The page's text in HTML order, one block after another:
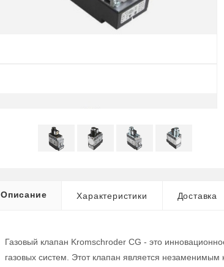
Описание Характеристики Доставка
Газовый клапан Kromschroder CG - это
газовых систем. Этот клапан является